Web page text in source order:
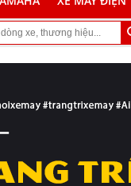
cung cấp và